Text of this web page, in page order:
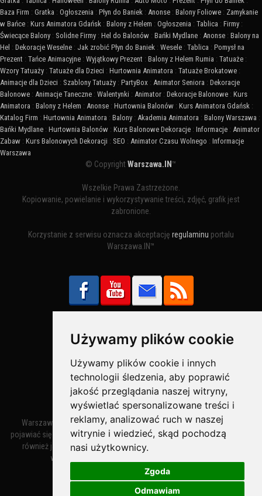
Używamy plików cookie
Używamy plików cookie i innych
technologii śledzenia, aby poprawić
jakość przeglądania naszej witryny,
wyświetlać spersonalizowane treści i
reklamy, analizować ruch w naszej
witrynie i wiedzieć, skąd pochodzą
nasi użytkownicy.
Zgoda
Odmawiam
Baza Firm : Gratka : Ogłoszenia : Płyn do Baniek : Anonse : Balony Foliowe : Zamykanie
w Bańce : Kurs Animatora Gdańsk : Balony z Helem : Ogłoszenia : Tablica : Firmy :
Świecące Balony : Solidne Firmy : Hel do Balonów : Bańki Mydlane : Anonse : Balony na
Hel : Dekoracje Weselne : Jak zrobić Płyn do Baniek : Wesele : Tablica : Pomysł na
Prezent : Tańce Animacyjne : Wyjątkowy Prezent : Balony z Helem Rumia : Tatuaże :
Wzory Tatuaży : Tatuaże dla Dzieci : Hurtownia Animatora : Tatuaże Brokatowe :
Animacje dla Dzieci : Szablony Tatuaży : PartyBox : Animator Seniora : Dekoracje
Balonowe : Animacje Taneczne : Walentynki : Animator : Dekoracje Balonowe : Kurs
Animatora : Balony z Helem : Anonse : Hurtownia Balonów : Kurs Animatora Gdańsk :
Katalog Firm : Hurtownia Animatora : Balony : Akademia Animatora : Balony Warszawa :
Bańki Mydlane : Hurtownia Balonów : Kurs Balonowe Dekoracje : Informacje : Animator
Zabaw : Kurs Balonowych Dekoracji : SEO : Animator Czasu Wolnego : Informacje
Warszawa
© CopyrightWarszawa.IN ™
Wszelkie Prawa Zastrzeżone.
Kopiowanie, powielanie i wykorzystywanie treści, zdjęć, grafik jest
zabronione.
Korzystanie z serwisu oznacza akceptację regulaminu portalu
Warszawa.IN™
Bezpieczne Płatności obsługuje:
Warszawa – miasto stołeczne Warszawa. Nazwa miasta zaczęła
pojawiać się w dokumentach w XIV wieku jako Warszewa, a od XV wieku
również jako Warszowa. Zmiana nazwy na Warszawa w XV wieku
wynikała z mazowieckiej wymowy dialektycznej.